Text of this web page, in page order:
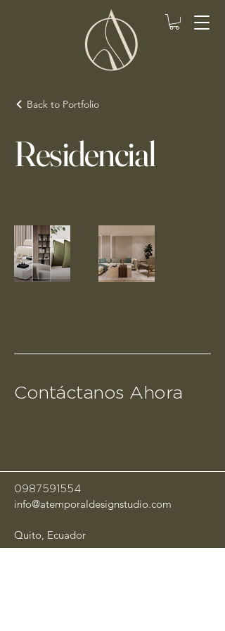
Back to Portfolio
Residencial
Contáctanos Ahora
0987591554
info@atemporaldesignstudio.com
Quito, Ecuador